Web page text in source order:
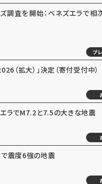
調査を開始：ベネズエラで相
プ
（拡大）」決定（寄付受付中）
エラでM7.2と7.5の大きな地震
で震度6強の地震